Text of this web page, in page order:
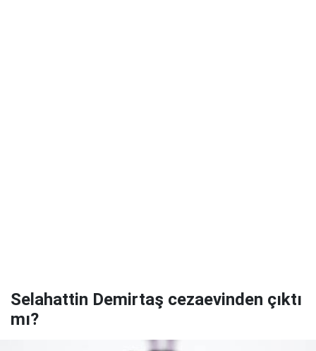
Selahattin Demirtaş cezaevinden çıktı
mı?